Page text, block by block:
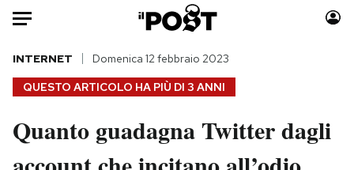
Auto
HOME
Italia
Moda
QUESTO ARTICOLO HA PIÙ DI 3 ANNI
INTERNET Domenica 12 febbraio 2023
Quanto guadagna Twitter dagli